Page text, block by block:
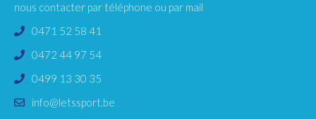
nous contacter par téléphone ou par mail
0471 52 58 41
0472 44 97 54
0499 13 30 35
info@letssport.be